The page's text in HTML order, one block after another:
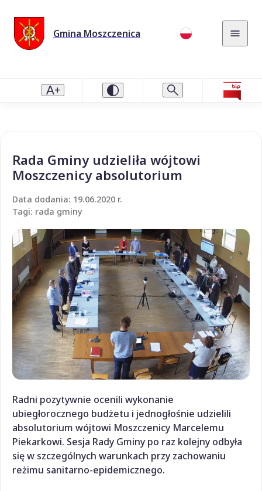
Gmina Moszczenica
Rada Gminy udzieliła wójtowi
Moszczenicy absolutorium
Data dodania: 19.06.2020 r.
Tagi: rada gminy
Radni pozytywnie ocenili wykonanie
ubiegłorocznego budżetu i jednogłośnie udzielili
absolutorium wójtowi Moszczenicy Marcelemu
Piekarkowi. Sesja Rady Gminy po raz kolejny odbyła
się w szczególnych warunkach przy zachowaniu
reżimu sanitarno-epidemicznego.